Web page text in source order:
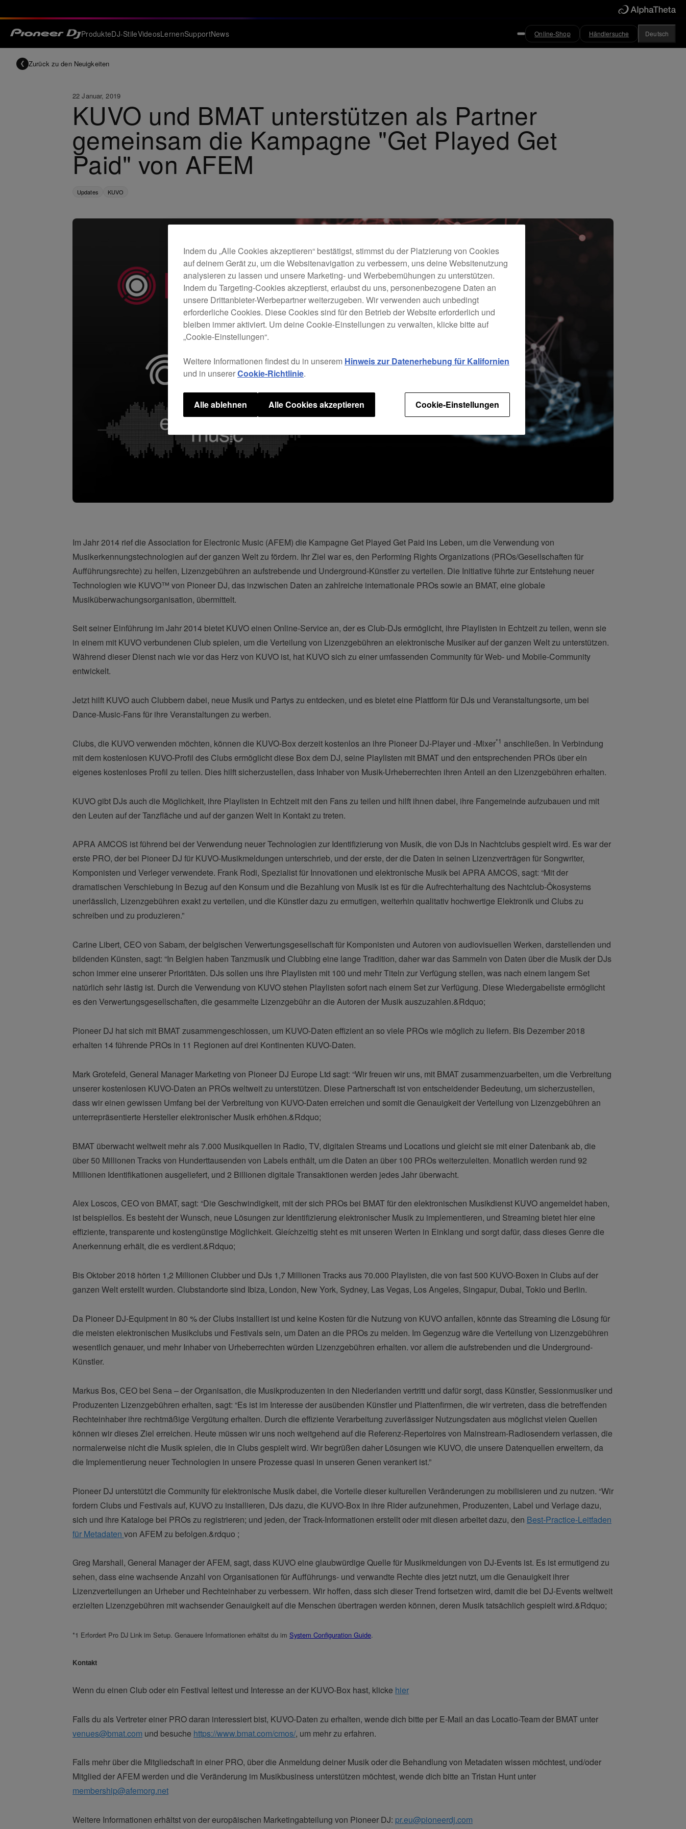
ProdukteDJ-StileVideosLernenSupportNews Online-Shop Händlersuche Deutsch
Zurück zu den Neuigkeiten
22 Januar, 2019
KUVO und BMAT unterstützen als Partner
gemeinsam die Kampagne "Get Played Get
Paid" von AFEM
Updates KUVO
Im Jahr 2014 rief die Association for Electronic Music (AFEM) die Kampagne Get Played Get Paid ins Leben, um die Verwendung von
Musikerkennungstechnologien auf der ganzen Welt zu fördern. Ihr Ziel war es, den Performing Rights Organizations (PROs/Gesellschaften für
Aufführungsrechte) zu helfen, Lizenzgebühren an aufstrebende und Underground-Künstler zu verteilen. Die Initiative führte zur Entstehung neuer
Technologien wie KUVO™ von Pioneer DJ, das inzwischen Daten an zahlreiche internationale PROs sowie an BMAT, eine globale
Musiküberwachungsorganisation, übermittelt.
Seit seiner Einführung im Jahr 2014 bietet KUVO einen Online-Service an, der es Club-DJs ermöglicht, ihre Playlisten in Echtzeit zu teilen, wenn sie
in einem mit KUVO verbundenen Club spielen, um die Verteilung von Lizenzgebühren an elektronische Musiker auf der ganzen Welt zu unterstützen.
Während dieser Dienst nach wie vor das Herz von KUVO ist, hat KUVO sich zu einer umfassenden Community für Web- und Mobile-Community
entwickelt.
Jetzt hilft KUVO auch Clubbern dabei, neue Musik und Partys zu entdecken, und es bietet eine Plattform für DJs und Veranstaltungsorte, um bei
Dance-Music-Fans für ihre Veranstaltungen zu werben.
Clubs, die KUVO verwenden möchten, können die KUVO-Box derzeit kostenlos an ihre Pioneer DJ-Player und -Mixer*1 anschließen. In Verbindung
mit dem kostenlosen KUVO-Profil des Clubs ermöglicht diese Box dem DJ, seine Playlisten mit BMAT und den entsprechenden PROs über ein
eigenes kostenloses Profil zu teilen. Dies hilft sicherzustellen, dass Inhaber von Musik-Urheberrechten ihren Anteil an den Lizenzgebühren erhalten.
KUVO gibt DJs auch die Möglichkeit, ihre Playlisten in Echtzeit mit den Fans zu teilen und hilft ihnen dabei, ihre Fangemeinde aufzubauen und mit
den Leuten auf der Tanzfläche und auf der ganzen Welt in Kontakt zu treten.
APRA AMCOS ist führend bei der Verwendung neuer Technologien zur Identifizierung von Musik, die von DJs in Nachtclubs gespielt wird. Es war der
erste PRO, der bei Pioneer DJ für KUVO-Musikmeldungen unterschrieb, und der erste, der die Daten in seinen Lizenzverträgen für Songwriter,
Komponisten und Verleger verwendete. Frank Rodi, Spezialist für Innovationen und elektronische Musik bei APRA AMCOS, sagt: “Mit der
dramatischen Verschiebung in Bezug auf den Konsum und die Bezahlung von Musik ist es für die Aufrechterhaltung des Nachtclub-Ökosystems
unerlässlich, Lizenzgebühren exakt zu verteilen, und die Künstler dazu zu ermutigen, weiterhin qualitativ hochwertige Elektronik und Clubs zu
schreiben und zu produzieren.”
Carine Libert, CEO von Sabam, der belgischen Verwertungsgesellschaft für Komponisten und Autoren von audiovisuellen Werken, darstellenden und
bildenden Künsten, sagt: “In Belgien haben Tanzmusik und Clubbing eine lange Tradition, daher war das Sammeln von Daten über die Musik der DJs
schon immer eine unserer Prioritäten. DJs sollen uns ihre Playlisten mit 100 und mehr Titeln zur Verfügung stellen, was nach einem langem Set
natürlich sehr lästig ist. Durch die Verwendung von KUVO stehen Playlisten sofort nach einem Set zur Verfügung. Diese Wiedergabeliste ermöglicht
es den Verwertungsgesellschaften, die gesammelte Lizenzgebühr an die Autoren der Musik auszuzahlen.&Rdquo;
Pioneer DJ hat sich mit BMAT zusammengeschlossen, um KUVO-Daten effizient an so viele PROs wie möglich zu liefern. Bis Dezember 2018
erhalten 14 führende PROs in 11 Regionen auf drei Kontinenten KUVO-Daten.
Mark Grotefeld, General Manager Marketing von Pioneer DJ Europe Ltd sagt: “Wir freuen wir uns, mit BMAT zusammenzuarbeiten, um die Verbreitung
unserer kostenlosen KUVO-Daten an PROs weltweit zu unterstützen. Diese Partnerschaft ist von entscheidender Bedeutung, um sicherzustellen,
dass wir einen gewissen Umfang bei der Verbreitung von KUVO-Daten erreichen und somit die Genauigkeit der Verteilung von Lizenzgebühren an
unterrepräsentierte Hersteller elektronischer Musik erhöhen.&Rdquo;
BMAT überwacht weltweit mehr als 7.000 Musikquellen in Radio, TV, digitalen Streams und Locations und gleicht sie mit einer Datenbank ab, die
über 50 Millionen Tracks von Hunderttausenden von Labels enthält, um die Daten an über 100 PROs weiterzuleiten. Monatlich werden rund 92
Millionen Identifikationen ausgeliefert, und 2 Billionen digitale Transaktionen werden jedes Jahr überwacht.
Alex Loscos, CEO von BMAT, sagt: “Die Geschwindigkeit, mit der sich PROs bei BMAT für den elektronischen Musikdienst KUVO angemeldet haben,
ist beispiellos. Es besteht der Wunsch, neue Lösungen zur Identifizierung elektronischer Musik zu implementieren, und Streaming bietet hier eine
effiziente, transparente und kostengünstige Möglichkeit. Gleíchzeitig steht es mit unseren Werten in Einklang und sorgt dafür, dass dieses Genre die
Anerkennung erhält, die es verdient.&Rdquo;
Bis Oktober 2018 hörten 1,2 Millionen Clubber und DJs 1,7 Millionen Tracks aus 70.000 Playlisten, die von fast 500 KUVO-Boxen in Clubs auf der
ganzen Welt erstellt wurden. Clubstandorte sind Ibiza, London, New York, Sydney, Las Vegas, Los Angeles, Singapur, Dubai, Tokio und Berlin.
Da Pioneer DJ-Equipment in 80 % der Clubs installiert ist und keine Kosten für die Nutzung von KUVO anfallen, könnte das Streaming die Lösung für
die meisten elektronischen Musikclubs und Festivals sein, um Daten an die PROs zu melden. Im Gegenzug wäre die Verteilung von Lizenzgebühren
wesentlich genauer, und mehr Inhaber von Urheberrechten würden Lizenzgebühren erhalten. vor allem die aufstrebenden und die Underground-
Künstler.
Markus Bos, CEO bei Sena – der Organisation, die Musikproduzenten in den Niederlanden vertritt und dafür sorgt, dass Künstler, Sessionmusiker und
Produzenten Lizenzgebühren erhalten, sagt: “Es ist im Interesse der ausübenden Künstler und Plattenfirmen, die wir vertreten, dass die betreffenden
Rechteinhaber ihre rechtmäßige Vergütung erhalten. Durch die effiziente Verarbeitung zuverlässiger Nutzungsdaten aus möglichst vielen Quellen
können wir dieses Ziel erreichen. Heute müssen wir uns noch weitgehend auf die Referenz-Repertoires von Mainstream-Radiosendern verlassen, die
normalerweise nicht die Musik spielen, die in Clubs gespielt wird. Wir begrüßen daher Lösungen wie KUVO, die unsere Datenquellen erweitern, da
die Implementierung neuer Technologien in unsere Prozesse quasi in unseren Genen verankert ist.”
Pioneer DJ unterstützt die Community für elektronische Musik dabei, die Vorteile dieser kulturellen Veränderungen zu mobilisieren und zu nutzen. “Wir
fordern Clubs und Festivals auf, KUVO zu installieren, DJs dazu, die KUVO-Box in ihre Rider aufzunehmen, Produzenten, Label und Verlage dazu,
sich und ihre Kataloge bei PROs zu registrieren; und jeden, der Track-Informationen erstellt oder mit diesen arbeitet dazu, den Best-Practice-Leitfaden
für Metadaten von AFEM zu befolgen.&rdquo ;
Greg Marshall, General Manager der AFEM, sagt, dass KUVO eine glaubwürdige Quelle für Musikmeldungen von DJ-Events ist. Es ist ermutigend zu
sehen, dass eine wachsende Anzahl von Organisationen für Aufführungs- und verwandte Rechte dies jetzt nutzt, um die Genauigkeit ihrer
Lizenzverteilungen an Urheber und Rechteinhaber zu verbessern. Wir hoffen, dass sich dieser Trend fortsetzen wird, damit die bei DJ-Events weltweit
erzielten Lizenzgebühren mit wachsender Genauigkeit auf die Menschen übertragen werden können, deren Musik tatsächlich gespielt wird.&Rdquo;
*1 Erfordert Pro DJ Link im Setup. Genauere Informationen erhältst du im System Configuration Guide.
Kontakt
Wenn du einen Club oder ein Festival leitest und Interesse an der KUVO-Box hast, klicke hier
Falls du als Vertreter einer PRO daran interessiert bist, KUVO-Daten zu erhalten, wende dich bitte per E-Mail an das Locatio-Team der BMAT unter
venues@bmat.com und besuche https://www.bmat.com/cmos/, um mehr zu erfahren.
Falls mehr über die Mitgliedschaft in einer PRO, über die Anmeldung deiner Musik oder die Behandlung von Metadaten wissen möchtest, und/oder
Mitglied der AFEM werden und die Veränderung im Musikbusiness unterstützen möchtest, wende dich bitte an Tristan Hunt unter
membership@afemorg.net
Weitere Informationen erhältst von der europäischen Marketingabteilung von Pioneer DJ: pr.eu@pioneerdj.com
Indem du „Alle Cookies akzeptieren“ bestätigst, stimmst du der Platzierung von Cookies
auf deinem Gerät zu, um die Websitenavigation zu verbessern, uns deine Websitenutzung
analysieren zu lassen und unsere Marketing- und Werbebemühungen zu unterstützen.
Indem du Targeting-Cookies akzeptierst, erlaubst du uns, personenbezogene Daten an
unsere Drittanbieter-Werbepartner weiterzugeben. Wir verwenden auch unbedingt
erforderliche Cookies. Diese Cookies sind für den Betrieb der Website erforderlich und
bleiben immer aktiviert. Um deine Cookie-Einstellungen zu verwalten, klicke bitte auf
„Cookie-Einstellungen“.
Weitere Informationen findest du in unserem Hinweis zur Datenerhebung für Kalifornien
und in unsererCookie-Richtlinie.
Cookie-Einstellungen
Alle ablehnen Alle Cookies akzeptieren